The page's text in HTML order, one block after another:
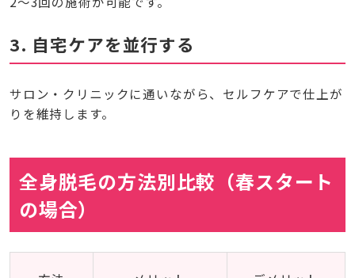
3. 自宅ケアを並行する
サロン・クリニックに通いながら、セルフケアで仕上が
りを維持します。
全身脱毛の方法別比較（春スタート
の場合）